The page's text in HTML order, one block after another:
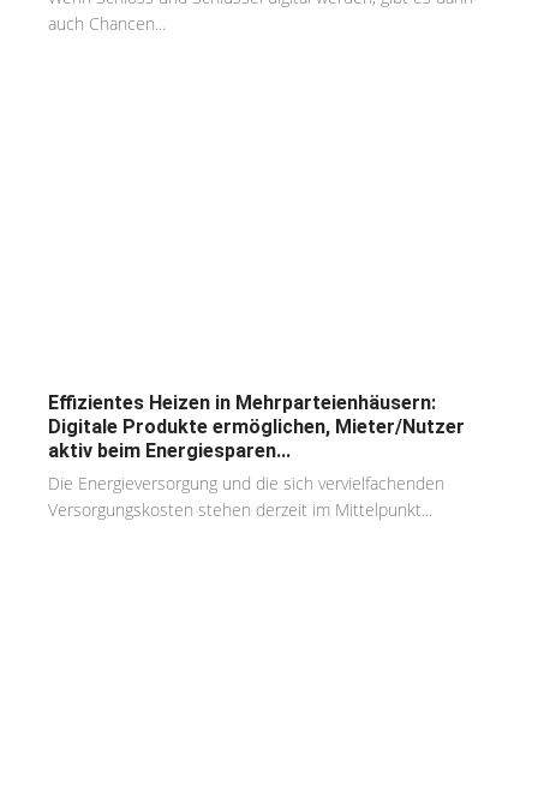
auch Chancen...
Effizientes Heizen in Mehrparteienhäusern:
Digitale Produkte ermöglichen, Mieter/Nutzer
aktiv beim Energiesparen...
Die Energieversorgung und die sich vervielfachenden
Versorgungskosten stehen derzeit im Mittelpunkt...